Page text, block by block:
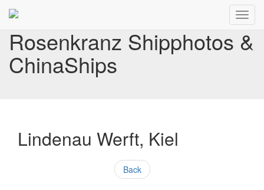
Rosenkranz Shipphotos &
ChinaShips
Lindenau Werft, Kiel
Back